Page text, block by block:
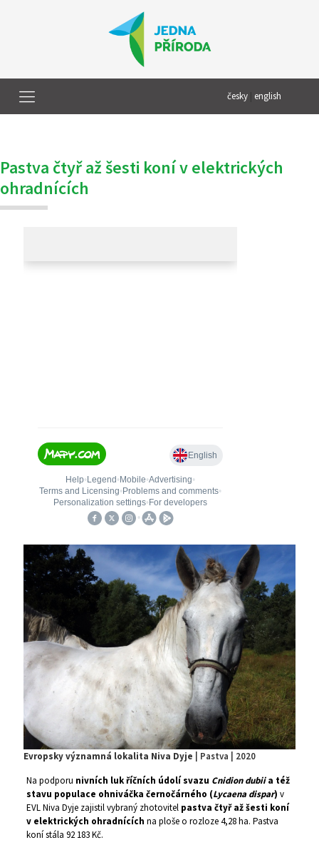
česky english
Pastva čtyř až šesti koní v elektrických
ohradnících
Evropsky významná lokalita Niva Dyje | Pastva | 2020
Na podporu nivních luk říčních údolí svazu Cnidion dubiia též
stavu populace ohniváčka černočárného (Lycaena dispar) v
EVL Niva Dyje zajistil vybraný zhotovitelpastva čtyř až šesti koní
v elektrických ohradnících na ploše o rozloze 4,28 ha. Pastva
koní stála 92 183 Kč.